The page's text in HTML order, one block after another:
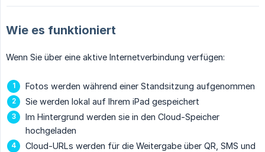
Wie es funktioniert
Wenn Sie über eine aktive Internetverbindung verfügen:
Fotos werden während einer Standsitzung aufgenommen
Sie werden lokal auf Ihrem iPad gespeichert
Im Hintergrund werden sie in den Cloud-Speicher
hochgeladen
Cloud-URLs werden für die Weitergabe über QR, SMS und